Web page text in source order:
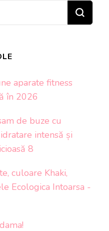
aparate fitness
în 2026
de buze cu
intensă și
8
culoare Khaki,
Ecologica Intoarsa -